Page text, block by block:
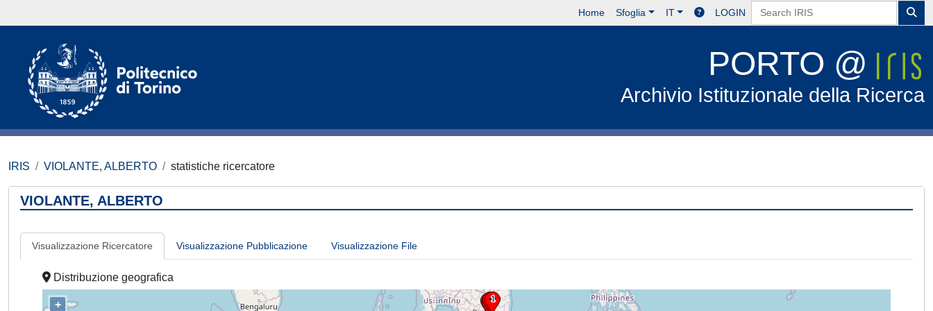
Home Sfoglia IT LOGIN
PORTO @
Archivio Istituzionale della Ricerca
IRIS VIOLANTE, ALBERTO statistiche ricercatore
VIOLANTE, ALBERTO
Visualizzazione Ricercatore Visualizzazione Pubblicazione Visualizzazione File
Distribuzione geografica
+